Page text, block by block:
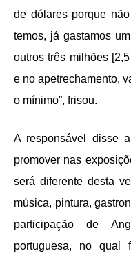
de dólares porque
temos, já gastamos
outros três milhões
e no apetrechamento,
o mínimo”, frisou.
A responsável disse
promover nas
será diferente desta
música, pintura,
participação de
portuguesa, no qual